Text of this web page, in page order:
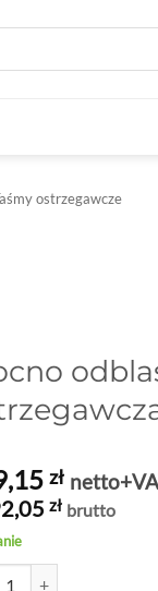
ostrzegawcze
zł
zł brutto